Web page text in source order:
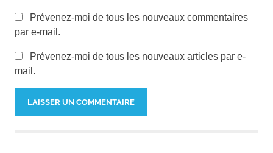
do in
Lausanne
Prévenez-moi de tous les nouveaux commentaires
par e-mail.
Prévenez-moi de tous les nouveaux articles par e-
mail.